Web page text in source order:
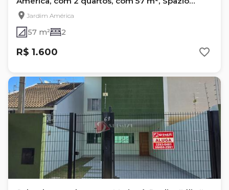
Medelin
Jardim América
57 m² 2
R$ 1.600